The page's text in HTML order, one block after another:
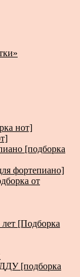
нот]
[подборка
фортепиано]
от
[Подборка
[подборка